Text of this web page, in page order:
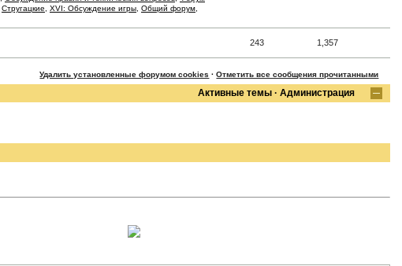
Стругацкие XVI: Обсуждение игры Общий форум
243 1,357
Удалить установленные форумом cookies ·Отметить все сообщения прочитанными
Активные темы · Администрация